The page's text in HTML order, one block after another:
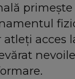
primește
acces